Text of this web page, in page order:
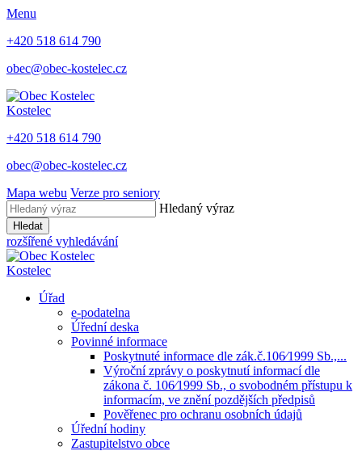
Menu
+420 518 614 790
obec@obec-kostelec.cz
Kostelec
+420 518 614 790
obec@obec-kostelec.cz
Mapa webu Verze pro seniory
Hledaný výraz
Hledat
rozšířené vyhledávání
Kostelec
Úřad
e-podatelna
Úřední deska
Povinné informace
Poskytnuté informace dle zák.č.106⁄1999 Sb.,...
Výroční zprávy o poskytnutí informací dle
zákona č. 106⁄1999 Sb., o svobodném přístupu k
informacím, ve znění pozdějších předpisů
Pověřenec pro ochranu osobních údajů
Úřední hodiny
Zastupitelstvo obce